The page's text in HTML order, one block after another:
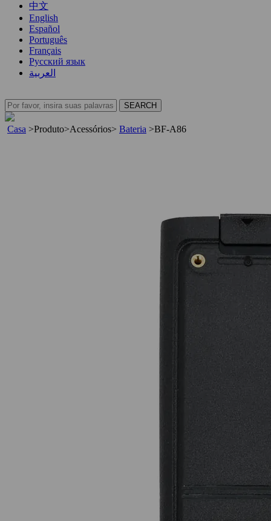
中文
English
Español
Português
Français
Русский язык
العربية
Casa >Produto>Acessórios> Bateria >BF-A86